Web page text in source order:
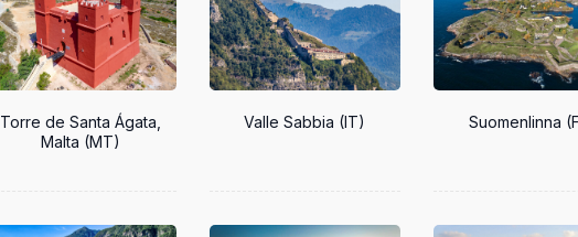
Torre de Santa Ágata,
Malta (MT)
Valle Sabbia (IT) Suomenlinna